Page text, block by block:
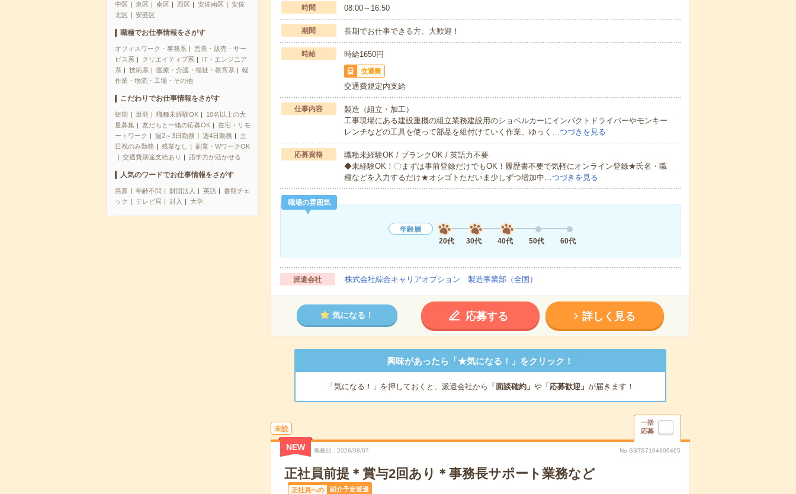
中区 東区 南区 西区 安佐南区
安佐
北区
安芸区
職種でお仕事情報をさがす
オフィスワーク・事務系
営業・販売・サー
ビス系
クリエイティブ系
IT・エンジニア
系
技術系 医療・介護・福祉・教育系
軽
作業・物流・工場・その他
こだわりでお仕事情報をさがす
短期 単発 職種未経験OK
10名以上の大
量募集
友だちと一緒の応募OK
在宅・リモ
ートワーク
週2～3日勤務 週4日勤務
土
日祝のみ勤務
残業なし
副業・WワークOK
交通費別途支給あり
語学力が活かせる
人気のワードでお仕事情報をさがす
急募 年齢不問 財団法人 英語
書類チェ
ック
テレビ局 封入 大学
時間 08:00～16:50
期間 長期でお仕事できる方、大歓迎！
時給 時給1650円
交通費
交通費規定内支給
仕事内容
製造（組立・加工）
工事現場にある建設重機の組立業務建設用のショベルカーにインパクトドライバーやモンキー
レンチなどの工具を使って部品を組付けていく作業、ゆっく…つづきを見る
応募資格
職種未経験OK / ブランクOK / 英語力不要
◆未経験OK！〇まずは事前登録だけでもOK！履歴書不要で気軽にオンライン登録★氏名・職
種などを入力するだけ★オシゴトただいま少しずつ増加中…つづきを見る
職場の雰囲気
年齢層
20代
30代 40代 50代 60代
派遣会社 株式会社綜合キャリアオプション 製造事業部（全国）
気になる！ 応募する 詳しく見る
興味があったら「★気になる！」をクリック！
「気になる！」を押しておくと、派遣会社から 「面談確約」 や「応募歓迎」 が届きます！
未読
一括
応募
NEW 掲載日 2026/08/07 No.SSTS7104396465
正社員前提＊賞与2回あり＊事務長サポート業務など
正社員への 紹介予定派遣